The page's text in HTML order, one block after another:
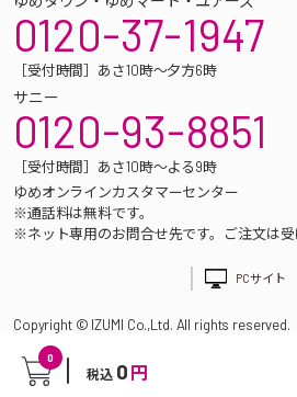
0
税込 0 円
0120-37-1947
［受付時間］あさ10時～夕方6時
サニー
0120-93-8851
［受付時間］あさ10時～よる9時
ゆめオンラインカスタマーセンター
※通話料は無料です。
※ネット専用のお問合せ先です。ご注文は受
PCサイト
Copyright © IZUMI Co.,Ltd. All rights reserved.